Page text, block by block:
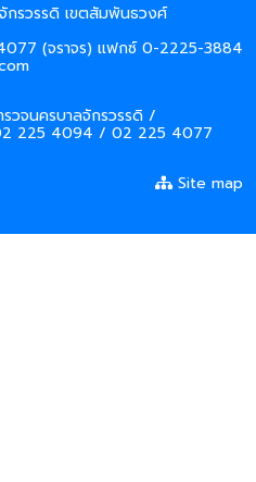
รวรรดิ เขตสัมพันธวงศ์
(จราจร) แฟกซ์ 0-2225-3884
จนครบาลจักรวรรดิ /
225 4094 / 02 225 4077
Site map